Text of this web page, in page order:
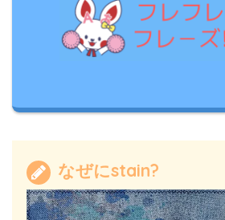
なぜにstain?